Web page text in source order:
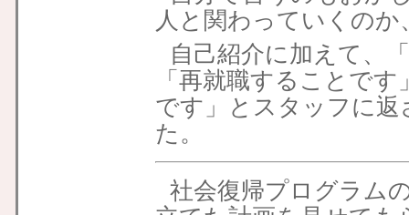
人と関わっていくの
自己紹介に加えて、
「再就職することで
です」とスタッフに返
た。
社会復帰プログラム